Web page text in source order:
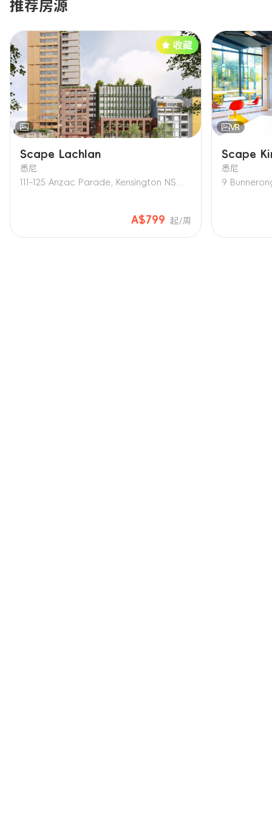
推荐房源
Scape Lachlan
悉尼
A$799 起/周
Scape
悉尼
9